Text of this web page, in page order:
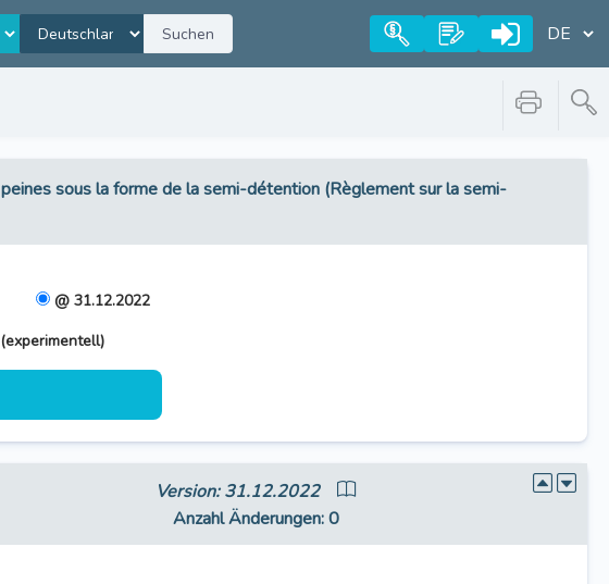
Suchen
sous la forme de la semi-détention (Règlement sur la semi-
@ 31.12.2022
Version: 31.12.2022
Anzahl Änderungen: 0